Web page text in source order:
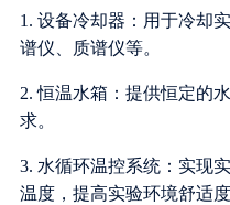
1. 设备冷却器：用于冷却
谱仪、质谱仪等。
2. 恒温水箱：提供恒定的
求。
3. 水循环温控系统：实现
温度，提高实验环境舒适度